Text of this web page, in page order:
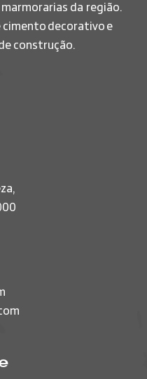
da região.
decorativo e
construção.